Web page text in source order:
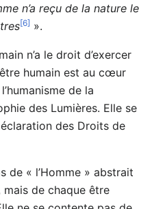
n’a reçu de la nature le
[6] ».
n’a le droit d’exercer
humain est au cœur
de la
des Lumières. Elle se
des Droits de
de « l’Homme » abstrait
de chaque être